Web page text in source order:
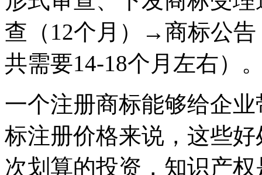
查（12个月）→商标公
共需要14-18个月左右
一个注册商标能够给企
标注册价格来说，这些
次划算的投资，知识产